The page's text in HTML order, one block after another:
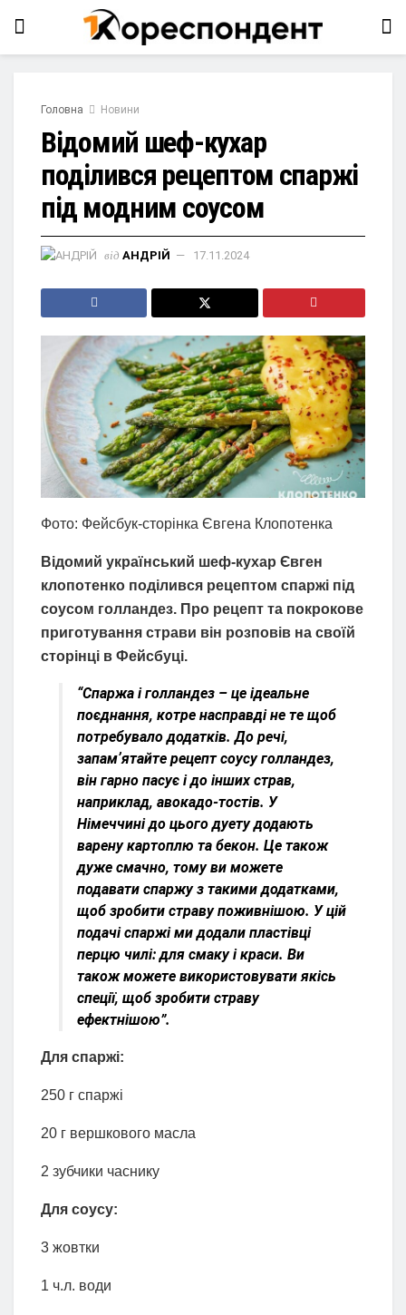
Головна Новини
Відомий шеф-кухар
поділився рецептом спаржі
під модним соусом
від АНДРІЙ 17.11.2024
Фото: Фейсбук-сторінка Євгена Клопотенка
Відомий український шеф-кухар Євген
клопотенко поділився рецептом спаржі під
соусом голландез. Про рецепт та покрокове
приготування страви він розповів на своїй
сторінці в Фейсбуці.
“Спаржа і голландез – це ідеальне
поєднання, котре насправді не те щоб
потребувало додатків. До речі,
запамʼятайте рецепт соусу голландез,
він гарно пасує і до інших страв,
наприклад, авокадо-тостів. У
Німеччині до цього дуету додають
варену картоплю та бекон. Це також
дуже смачно, тому ви можете
подавати спаржу з такими додатками,
щоб зробити страву поживнішою. У цій
подачі спаржі ми додали пластівці
перцю чилі: для смаку і краси. Ви
також можете використовувати якісь
спеції, щоб зробити страву
ефектнішою”.
Для спаржі:
250 г спаржі
20 г вершкового масла
2 зубчики часнику
Для соусу:
3 жовтки
1 ч.л. води